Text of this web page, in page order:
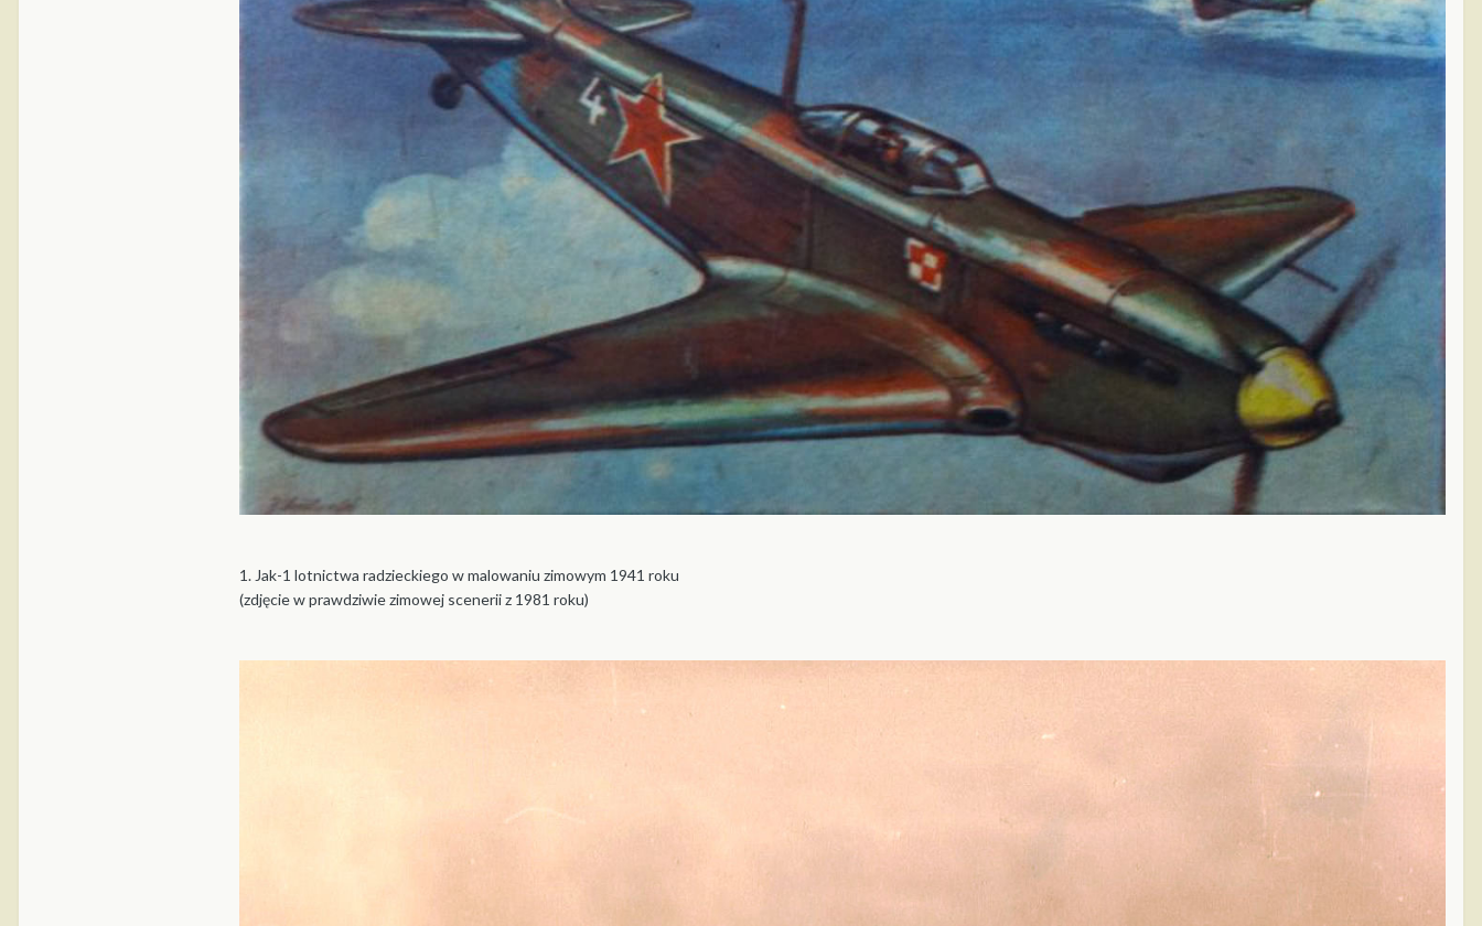
1. Jak-1 lotnictwa radzieckiego w malowaniu zimowym 1941 roku
(zdjęcie w prawdziwie zimowej scenerii z 1981 roku)